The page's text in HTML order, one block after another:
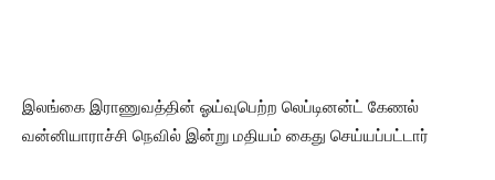
இலங்கை இராணுவத்தின் ஓய்வுபெற்ற லெப்டினன்ட் கேணல்
வன்னியாராச்சி நெவில் இன்று மதியம் கைது செய்யப்பட்டார்